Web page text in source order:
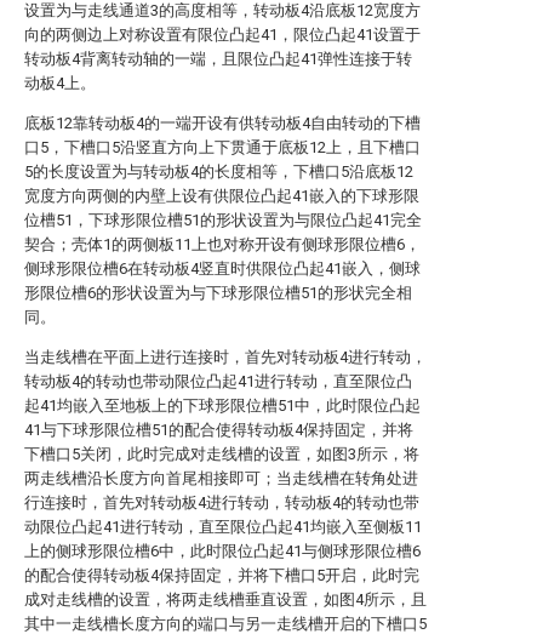
设置为与走线通道3的高度相等，转动板4沿底板12宽度方
向的两侧边上对称设置有限位凸起41，限位凸起41设置于
转动板4背离转动轴的一端，且限位凸起41弹性连接于转
动板4上。
底板12靠转动板4的一端开设有供转动板4自由转动的下槽
口5，下槽口5沿竖直方向上下贯通于底板12上，且下槽口
5的长度设置为与转动板4的长度相等，下槽口5沿底板12
宽度方向两侧的内壁上设有供限位凸起41嵌入的下球形限
位槽51，下球形限位槽51的形状设置为与限位凸起41完全
契合；壳体1的两侧板11上也对称开设有侧球形限位槽6，
侧球形限位槽6在转动板4竖直时供限位凸起41嵌入，侧球
形限位槽6的形状设置为与下球形限位槽51的形状完全相
同。
当走线槽在平面上进行连接时，首先对转动板4进行转动，
转动板4的转动也带动限位凸起41进行转动，直至限位凸
起41均嵌入至地板上的下球形限位槽51中，此时限位凸起
41与下球形限位槽51的配合使得转动板4保持固定，并将
下槽口5关闭，此时完成对走线槽的设置，如图3所示，将
两走线槽沿长度方向首尾相接即可；当走线槽在转角处进
行连接时，首先对转动板4进行转动，转动板4的转动也带
动限位凸起41进行转动，直至限位凸起41均嵌入至侧板11
上的侧球形限位槽6中，此时限位凸起41与侧球形限位槽6
的配合使得转动板4保持固定，并将下槽口5开启，此时完
成对走线槽的设置，将两走线槽垂直设置，如图4所示，且
其中一走线槽长度方向的端口与另一走线槽开启的下槽口5